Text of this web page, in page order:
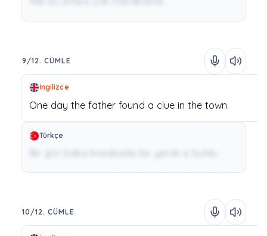
9/12. CÜMLE
İngilizce
One day the fatherfound a clue in the town.
Türkçe
Bir gün baba kasabada bir yerde iz buldu.
10/12. CÜMLE